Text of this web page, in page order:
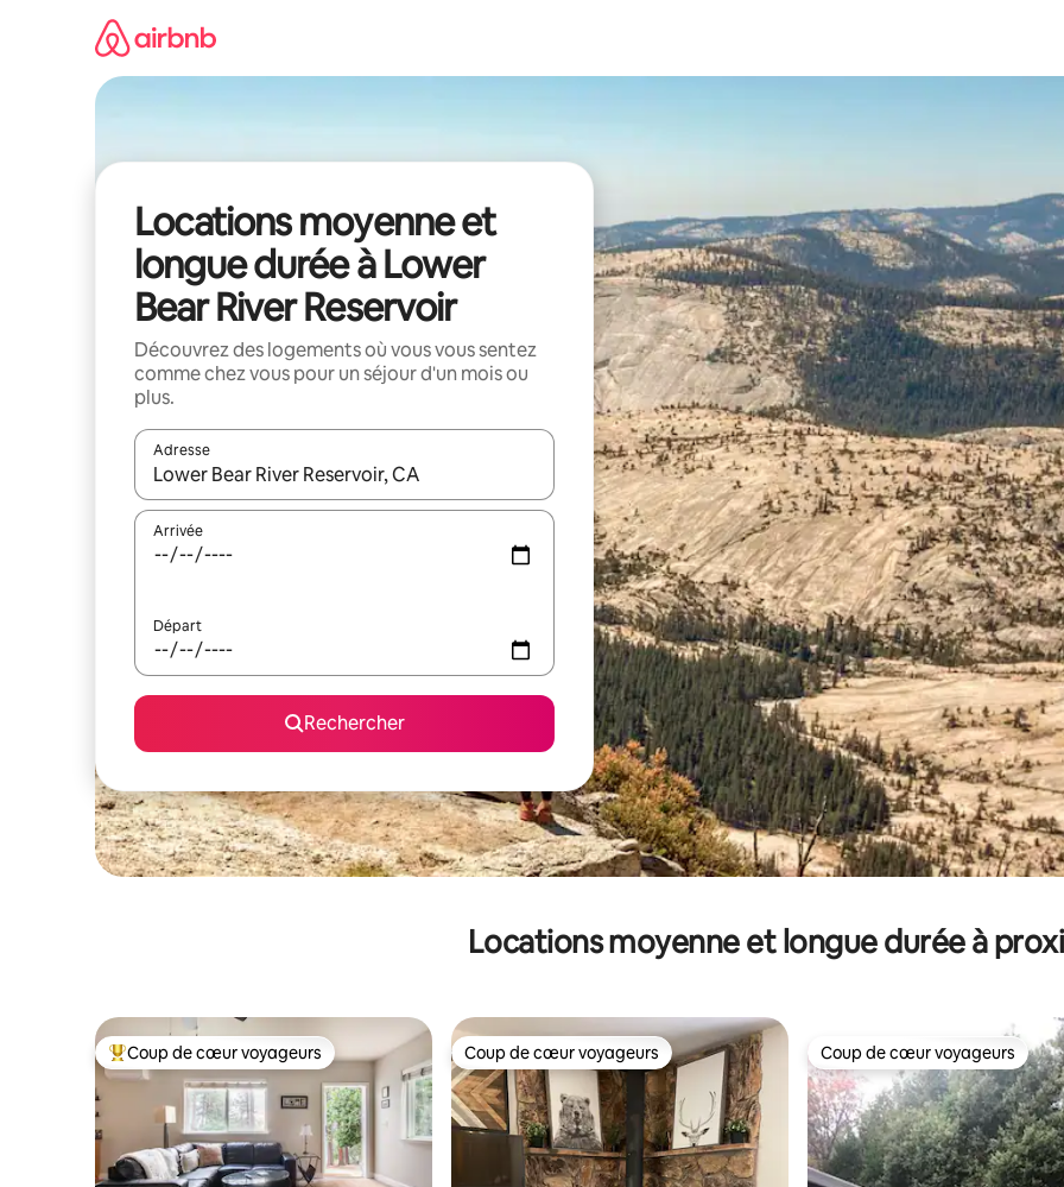
Locations moyenne et
longue durée à Lower
Bear River Reservoir
Découvrez des logements où vous vous sentez
comme chez vous pour un séjour d'un mois ou
plus.
Adresse
Lorsque les résultats s'affichent, utilisez les flèches vers le haut et vers le bas pour les parcourir ou en appuyant et en
Arrivée
Départ
Rechercher
Locations moyenne et longue durée à
Coups de cœur voyageurs les plus appréciés
Coup de cœur voyageurs Coup de cœur voyageurs
Coup de cœur voyageurs Coup de cœur voyageurs
Coup de cœur voyageurs